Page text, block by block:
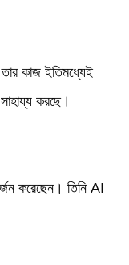
কাজ ইতিমধ্যেই
করছে।
করেছেন। তিনি AI